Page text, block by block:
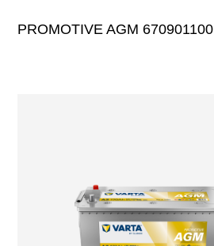
PROMOTIVE AGM 670901100